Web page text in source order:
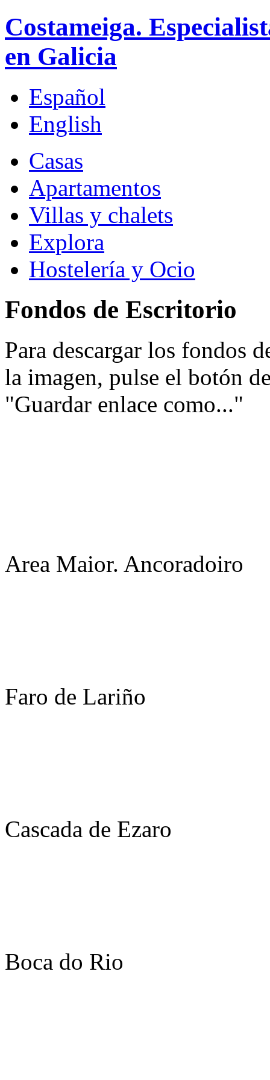
Costameiga.
en Galicia
Español
English
Casas
Apartamentos
Villas y chalets
Explora
Hostelería y Ocio
Fondos de Escritorio
Para descargar los fondos
la imagen, pulse el botón
"Guardar enlace como..."
Area Maior. Ancoradoiro
Faro de Lariño
Cascada de Ezaro
Boca do Rio